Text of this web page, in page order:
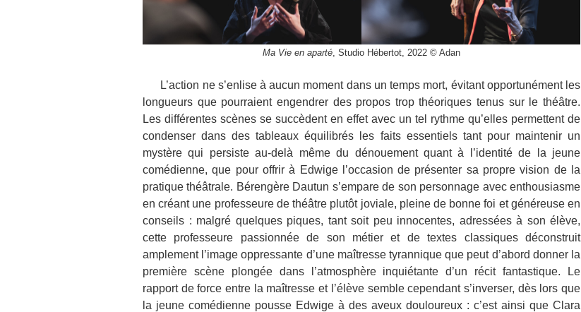
Ma Vie en aparté , Studio Hébertot, 2022 © Adan
L’action ne s’enlise à aucun moment dans un temps mort, évitant opportunément les
longueurs que pourraient engendrer des propos trop théoriques tenus sur le théâtre.
Les différentes scènes se succèdent en effet avec un tel rythme qu’elles permettent de
condenser dans des tableaux équilibrés les faits essentiels tant pour maintenir un
mystère qui persiste au-delà même du dénouement quant à l’identité de la jeune
comédienne, que pour offrir à Edwige l’occasion de présenter sa propre vision de la
pratique théâtrale. Bérengère Dautun s’empare de son personnage avec enthousiasme
en créant une professeure de théâtre plutôt joviale, pleine de bonne foi et généreuse en
conseils : malgré quelques piques, tant soit peu innocentes, adressées à son élève,
cette professeure passionnée de son métier et de textes classiques déconstruit
amplement l’image oppressante d’une maîtresse tyrannique que peut d’abord donner la
première scène plongée dans l’atmosphère inquiétante d’un récit fantastique. Le
rapport de force entre la maîtresse et l’élève semble cependant s’inverser, dès lors que
la jeune comédienne pousse Edwige à des aveux douloureux : c’est ainsi que Clara